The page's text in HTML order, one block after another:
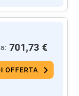
701,73 €
OFFERTA